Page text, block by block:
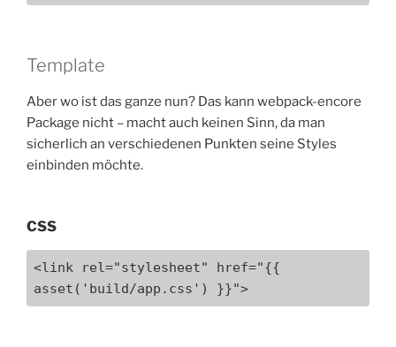
Template
Aber wo ist das ganze nun? Das kann webpack-encore
Package nicht – macht auch keinen Sinn, da man
sicherlich an verschiedenen Punkten seine Styles
einbinden möchte.
CSS
<link rel="stylesheet" href="{{
asset('build/app.css') }}">